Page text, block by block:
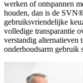
werken of ontspannen
houden, dan is de
gebruiksvriendelijke
volledige transparantie
verstandig alternatieven
onderhoudsarm gebruik